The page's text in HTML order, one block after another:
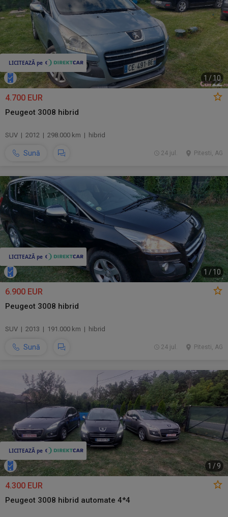
1 /10
4.700 EUR
Peugeot 3008 hibrid
SUV | 2012 | 298.000 km | hibrid
Sună Pitesti, AG
24 jul.
1 /10
6.900 EUR
Peugeot 3008 hibrid
SUV | 2013 | 191.000 km | hibrid
Sună Pitesti, AG
24 jul.
1 /9
4.300 EUR
Peugeot 3008 hibrid automate 4*4